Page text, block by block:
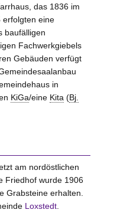
das 1836 im
erfolgten eine
baufälligen
Fachwerkgiebels
Gebäuden verfügt
in
KiGa/eine Kita (Bj.
am nordöstlichen
Friedhof wurde 1906
Grabsteine erhalten.
Loxstedt.